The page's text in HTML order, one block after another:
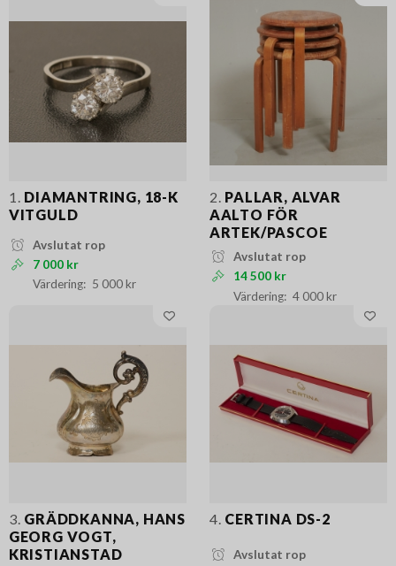
1. DIAMANTRING, 18-K
VITGULD
Avslutat rop
7 000 kr
5 000 kr
2. PALLAR, ALVAR
AALTO FÖR
ARTEK/PASCOE
Avslutat rop
14 500 kr
4 000 kr
3. GRÄDDKANNA, HANS
GEORG VOGT,
KRISTIANSTAD
4. CERTINA DS-2
Avslutat rop